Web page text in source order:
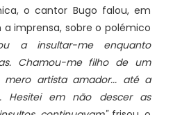
o cantor Bugo falou, em
imprensa, sobre o polémico
a insultar-me enquanto
Chamou-me filho de um
artista amador... até a
Hesitei em não descer as